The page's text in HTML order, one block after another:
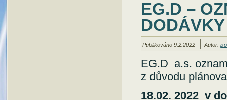
EG.D –
Publikováno 9.2.2022 |Autor:
EG.D a.s.
z důvodu
18.02. 2022 v